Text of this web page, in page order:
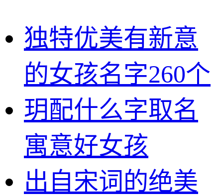
独特优美有新意
的女孩名字260个
玥配什么字取名
寓意好女孩
出自宋词的绝美